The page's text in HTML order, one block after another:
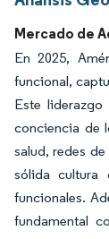
Mercado de
En 2025,
funcional,
Este
conciencia de
salud, redes
sólida cultura
funcionales.
fundamental